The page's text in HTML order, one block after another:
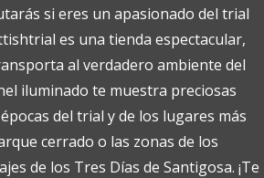
si eres un apasionado del trial
es una tienda espectacular,
al verdadero ambiente del
iluminado te muestra preciosas
del trial y de los lugares más
cerrado o las zonas de los
de los Tres Días de Santigosa. ¡Te